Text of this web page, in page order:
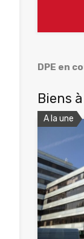
DPE en
Biens
A la une